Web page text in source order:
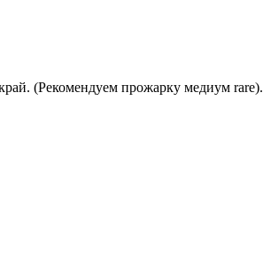
(Рекомендуем прожарку медиум rare).